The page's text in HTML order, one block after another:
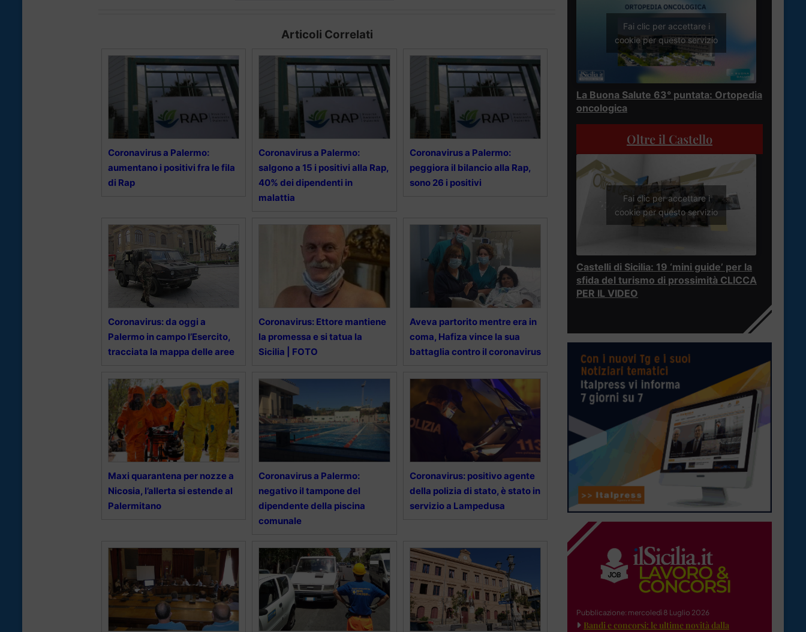
Articoli Correlati
Coronavirus a Palermo:
aumentano i positivi fra le fila
di Rap
Coronavirus a Palermo:
salgono a 15 i positivi alla Rap,
40% dei dipendenti in
malattia
Coronavirus a Palermo:
peggiora il bilancio alla Rap,
sono 26 i positivi
Coronavirus: da oggi a
Palermo in campo l’Esercito,
tracciata la mappa delle aree
Coronavirus: Ettore mantiene
la promessa e si tatua la
Sicilia | FOTO
Aveva partorito mentre era in
coma, Hafiza vince la sua
battaglia contro il coronavirus
Maxi quarantena per nozze a
Nicosia, l’allerta si estende al
Palermitano
Coronavirus a Palermo:
negativo il tampone del
dipendente della piscina
comunale
Coronavirus: positivo agente
della polizia di stato, è stato in
servizio a Lampedusa
Fai clic per accettare i
cookie per questo servizio
La Buona Salute 63° puntata: Ortopedia
oncologica
Oltre il Castello
Fai clic per accettare i
cookie per questo servizio
Castelli di Sicilia: 19 ‘mini guide’ per la
sfida del turismo di prossimità CLICCA
PER IL VIDEO
Pubblicazione: mercoledì 8 Luglio 2026
Bandi e concorsi: le ultime novità dalla